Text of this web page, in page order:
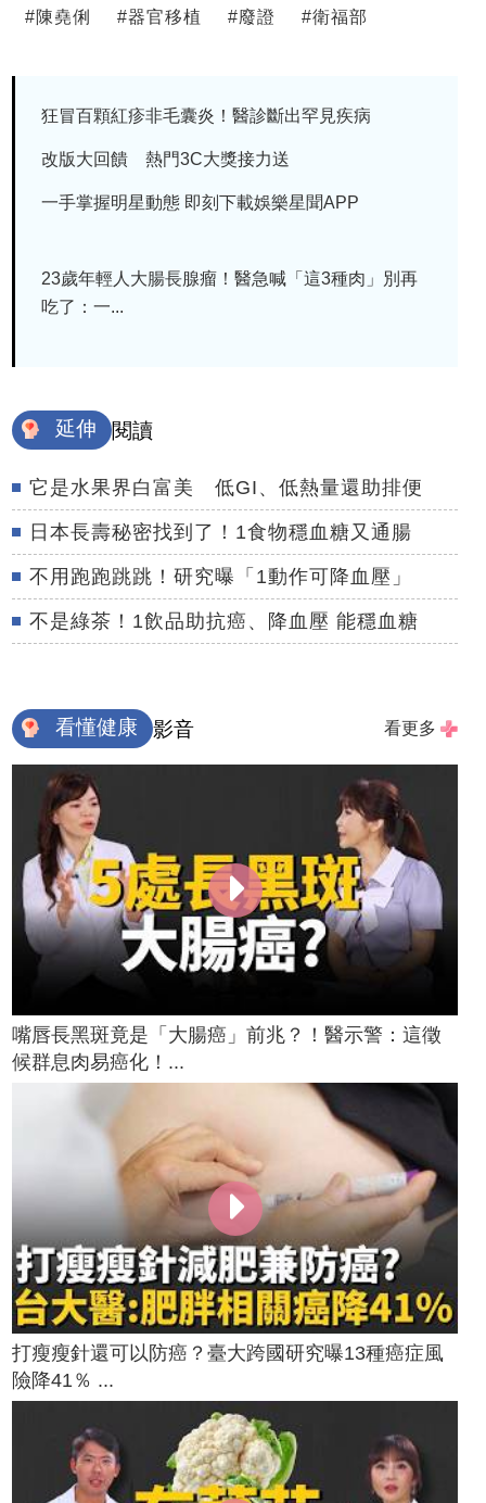
#陳堯俐 #器官移植 #廢證 #衛福部
狂冒百顆紅疹非毛囊炎！醫診斷出罕見疾病
改版大回饋 熱門3C大獎接力送
一手掌握明星動態 即刻下載娛樂星聞APP
23歲年輕人大腸長腺瘤！醫急喊「這3種肉」別再
吃了：一...
延伸 閱讀
它是水果界白富美 低GI、低熱量還助排便
日本長壽秘密找到了！1食物穩血糖又通腸
不用跑跑跳跳！研究曝「1動作可降血壓」
不是綠茶！1飲品助抗癌、降血壓 能穩血糖
看懂健康 影音 看更多
嘴唇長黑斑竟是「大腸癌」前兆？！醫示警：這徵
候群息肉易癌化！...
打瘦瘦針還可以防癌？臺大跨國研究曝13種癌症風
險降41％ ...